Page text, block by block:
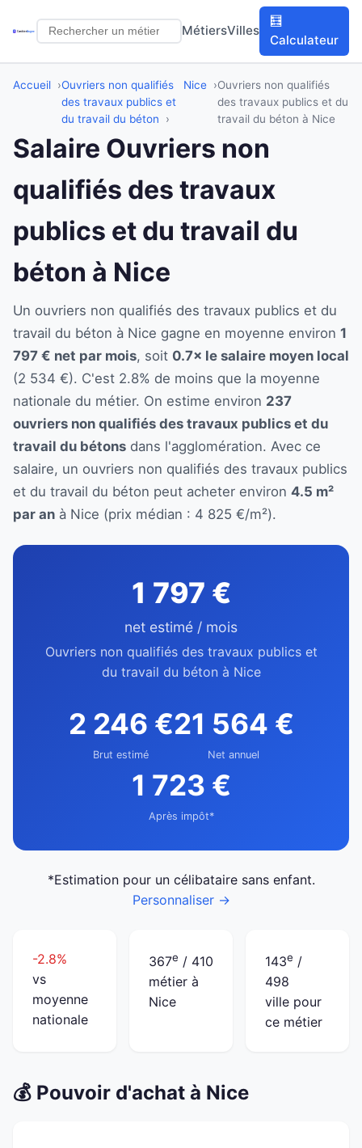
MétiersVilles
🧮
Calculateur
Accueil
Ouvriers non qualifiés
des travaux publics et
du travail du béton
Nice
Ouvriers non qualifiés
des travaux publics et du
travail du béton à Nice
Salaire Ouvriers non
qualifiés des travaux
publics et du travail du
béton à Nice
Un ouvriers non qualifiés des travaux publics et du
travail du béton à Nice gagne en moyenne environ 1
797 € net par mois, soit 0.7× le salaire moyen local
(2 534 €). C'est 2.8% de moins que la moyenne
nationale du métier. On estime environ 237
ouvriers non qualifiés des travaux publics et du
travail du bétons dans l'agglomération. Avec ce
salaire, un ouvriers non qualifiés des travaux publics
et du travail du béton peut acheter environ 4.5 m²
par an à Nice (prix médian : 4 825 €/m²).
1 797 €
net estimé / mois
Ouvriers non qualifiés des travaux publics et
du travail du béton à Nice
2 246 €
Brut estimé
21 564 €
Net annuel
1 723 €
Après impôt*
*Estimation pour un célibataire sans enfant.
Personnaliser →
-2.8%
vs
moyenne
nationale
367e / 410
métier à
Nice
143e /
498
ville pour
ce métier
💰 Pouvoir d'achat à Nice